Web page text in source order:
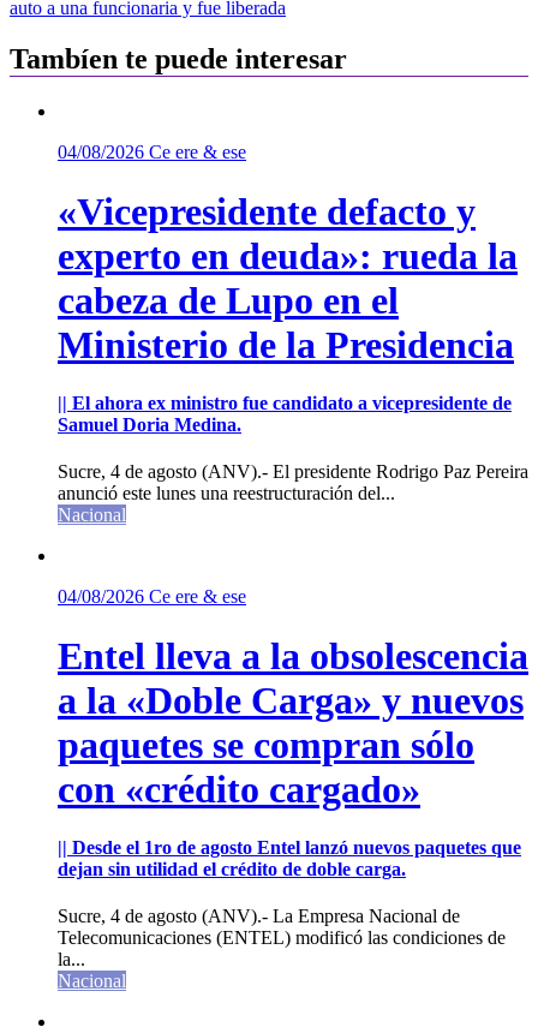
entradas
auto a una funcionaria y fue liberada
Tambíen te puede interesar
04/08/2026 Ce ere & ese
«Vicepresidente defacto y
experto en deuda»: rueda la
cabeza de Lupo en el
Ministerio de la Presidencia
|| El ahora ex ministro fue candidato a vicepresidente de
Samuel Doria Medina.
Sucre, 4 de agosto (ANV).- El presidente Rodrigo Paz Pereira
anunció este lunes una reestructuración del...
Nacional
04/08/2026 Ce ere & ese
Entel lleva a la obsolescencia
a la «Doble Carga» y nuevos
paquetes se compran sólo
con «crédito cargado»
|| Desde el 1ro de agosto Entel lanzó nuevos paquetes que
dejan sin utilidad el crédito de doble carga.
Sucre, 4 de agosto (ANV).- La Empresa Nacional de
Telecomunicaciones (ENTEL) modificó las condiciones de
la...
Nacional